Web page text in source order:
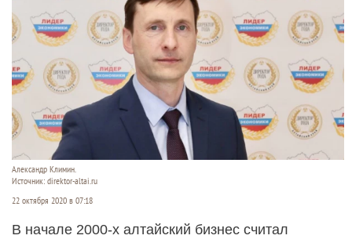
Александр Климин.
Источник: direktor-altai.ru
22 октября 2020 в 07:18
В начале 2000-х алтайский бизнес считал